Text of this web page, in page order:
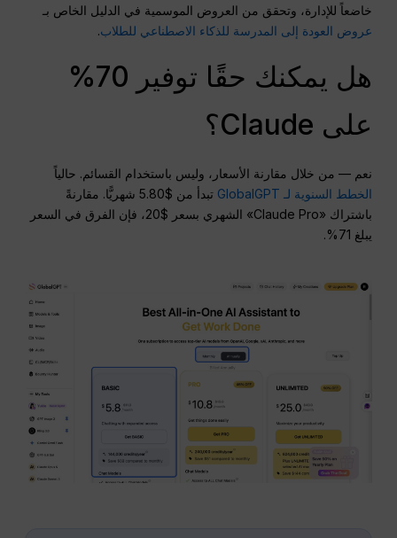
خاضعاً للإدارة، وتحقق من العروض الموسمية في الدليل الخاص بـ
عروض العودة إلى المدرسة للذكاء الاصطناعي للطلاب.
هل يمكنك حقًا توفير 70%
على Claude؟
نعم — من خلال مقارنة الأسعار، وليس باستخدام القسائم. حالياً
الخطط السنوية لـ GlobalGPT
تبدأ من $5.80 شهريًّا. مقارنةً
باشتراك «Claude Pro» الشهري بسعر $20، فإن الفرق في السعر
يبلغ 71%.